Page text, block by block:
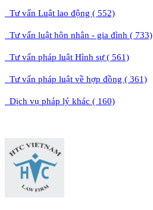
Tư vấn Luật lao động ( 552)
Tư vấn luật hôn nhân - gia đình ( 733)
Tư vấn pháp luật Hình sự ( 561)
Tư vấn pháp luật về hợp đồng ( 361)
Dịch vụ pháp lý khác ( 160)